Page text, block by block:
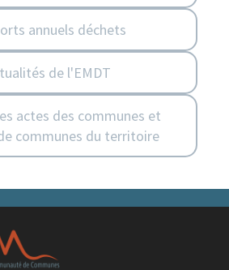
de l'EMDT
actes des communes et
communes du territoire